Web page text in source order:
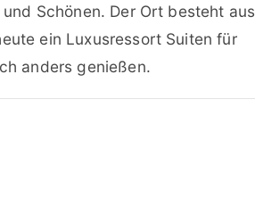
Schönen. Der Ort besteht aus
ein Luxusressort Suiten für
anders genießen.